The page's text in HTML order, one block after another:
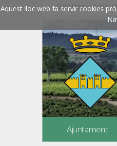
Aquest lloc web fa servir cookies
Data i hora oficials:
Ajuntament